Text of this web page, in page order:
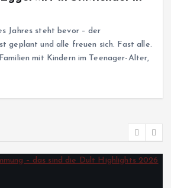
Jahres steht bevor – der
geplant und alle freuen sich. Fast alle.
mit Kindern im Teenager-Alter,